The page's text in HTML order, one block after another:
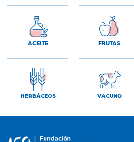
ACEITE FRUTAS
HERBÁCEOS VACUNO